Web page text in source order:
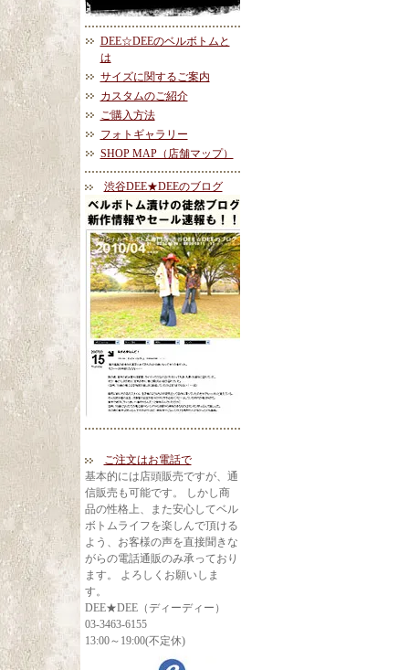
DEE☆DEEのベルボトムと
は
サイズに関するご案内
カスタムのご紹介
ご購入方法
フォトギャラリー
SHOP MAP（店舗マップ）
渋谷DEE★DEEのブログ
ご注文はお電話で
基本的には店頭販売ですが、通
信販売も可能です。 しかし商
品の性格上、また安心してベル
ボトムライフを楽しんで頂ける
よう、お客様の声を直接聞きな
がらの電話通販のみ承っており
ます。 よろしくお願いしま
す。
DEE★DEE（ディーディー）
03-3463-6155
13:00～19:00(不定休)